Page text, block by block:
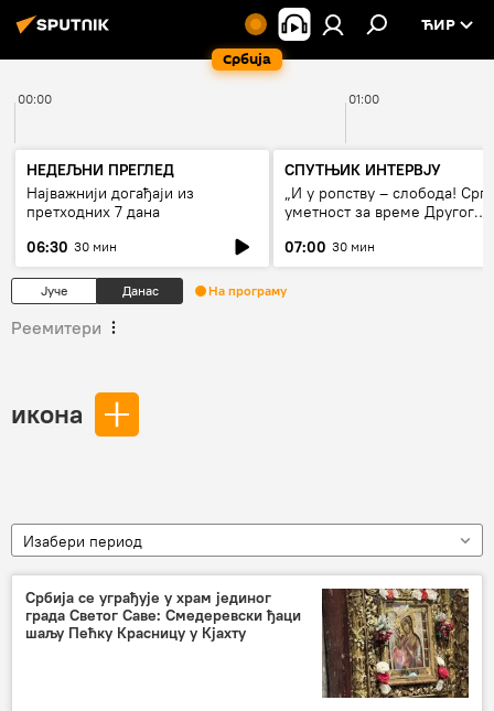
Србија
ЋИР
00:00 01:00
НЕДЕЉНИ ПРЕГЛЕД
Најважнији догађаји из
претходних 7 дана
06:30 30 мин
СПУТЊИК ИНТЕРВЈУ
„И у ропству – слобода!
уметност за време Другог
07:00 30 мин
Јуче Данас На програму
Реемитери
икона
Изабери период
Србија се уграђује у храм јединог
града Светог Саве: Смедеревски ђаци
шаљу Пећку Красницу у Кјахту